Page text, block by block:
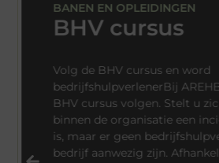
BANEN EN OPLEIDINGEN
BHV cursus
Volg de BHV cursus en word
bedrijfshulpverlenerBij
BHV cursus volgen. Stelt u
binnen de organisatie een
is, maar er geen
bedrijf aanwezig zijn.